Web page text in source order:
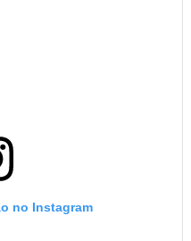
no Instagram